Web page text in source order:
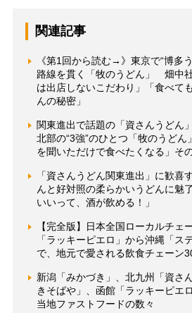
関連記事
《第1回から読む→》東京で“博多
路線を貫く「牧のうどん」 畑中
は出店しないこだわり」「食べて
んの秘密」
関東進出で話題の「資さんうどん
北部の“3強”のひとつ「牧のうど
を聞いただけで食べたくなる」そ
「資さんうどん関東進出」に歓喜
んと好対照の柔らかいうどんに
いいって、酒が飲める！」
【完全版】日本全国ローカルチ
「ラッキーピエロ」から沖縄「ス
で、地元で愛される飲食チェーン
新潟「みかづき」、北九州「資さ
きそばや」、函館「ラッキーピエ
当地ファストフードの数々